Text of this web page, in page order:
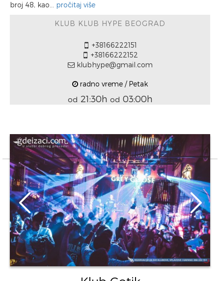
broj 48, kao... pročitaj više
KLUB KLUB HYPE BEOGRAD
+38166222151
+38166222152
klubhype@gmail.com
radno vreme / Petak
od 21:30h od 03:00h